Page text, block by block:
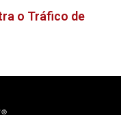
o Tráfico de